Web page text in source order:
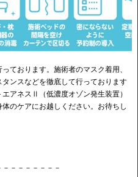
ております。施術者のマスク着用、
ンスなどを徹底して行っております
アネスⅡ（低濃度オゾン発生装置）
のケアにお越しください。お待ちし
－－－－－－－